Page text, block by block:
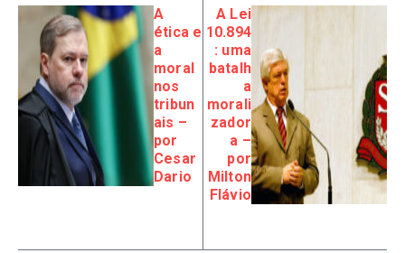
A
ética e
a
moral
nos
tribun
ais –
por
Cesar
Dario
A Lei
10.894
: uma
batalh
a
morali
zador
a –
por
Milton
Flávio